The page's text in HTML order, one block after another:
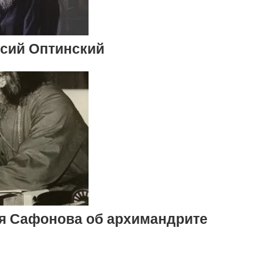
Оптинский
Сафонова об архимандрите